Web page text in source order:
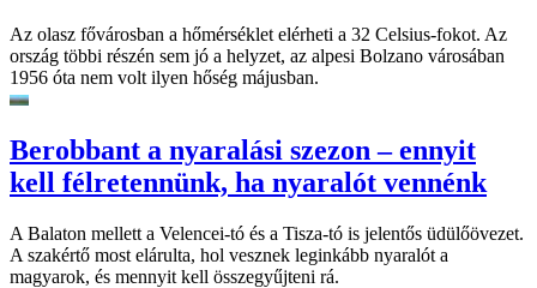
Az olasz fővárosban a hőmérséklet elérheti a 32 Celsius-fokot. Az
ország többi részén sem jó a helyzet, az alpesi Bolzano városában
1956 óta nem volt ilyen hőség májusban.
Berobbant a nyaralási szezon – ennyit
kell félretennünk, ha nyaralót vennénk
A Balaton mellett a Velencei-tó és a Tisza-tó is jelentős üdülőövezet.
A szakértő most elárulta, hol vesznek leginkább nyaralót a
magyarok, és mennyit kell összegyűjteni rá.